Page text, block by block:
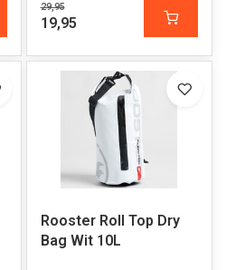
29,95
19,95
Rooster Roll Top Dry
Bag Wit 10L